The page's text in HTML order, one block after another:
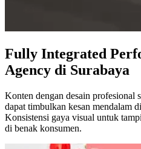
Fully Integrated
Agency di Surabaya
Konten dengan desain profesional
dapat timbulkan kesan mendalam
Konsistensi gaya visual untuk
di benak konsumen.